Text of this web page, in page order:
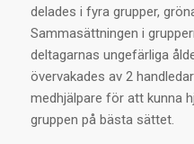
delades i fyra grupper,
Sammasättningen i
deltagarnas ungefärliga
övervakades av 2
medhjälpare för att kunna
gruppen på bästa sättet.